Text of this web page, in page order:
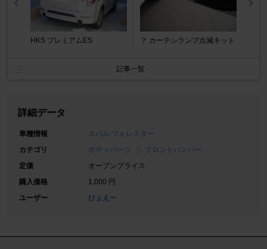
HKS プレミアムES ？ カーテシランプ点滅キット
記事一覧
詳細データ
車種情報
スバル フォレスター
カテゴリ
ボディパーツ
フロントバンパー
定価
オープンプライス
購入価格
1,000 円
ユーザー
ひょえー